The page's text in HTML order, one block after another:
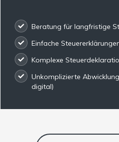
Beratung für langfristige
Einfache
Komplexe
Unkomplizierte
digital)